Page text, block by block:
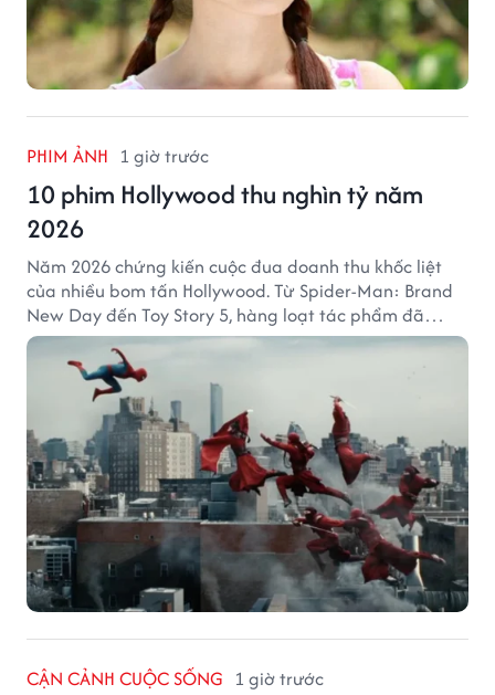
PHIM ẢNH 1 giờ trước
10 phim Hollywood thu nghìn tỷ năm
2026
Năm 2026 chứng kiến cuộc đua doanh thu khốc liệt
của nhiều bom tấn Hollywood. Từ Spider-Man: Brand
New Day đến Toy Story 5, hàng loạt tác phẩm đã
mang về hàng chục nghìn tỷ đồng và tạo nên những
cột mốc đáng nhớ tại phòng vé toàn cầu.
CẬN CẢNH CUỘC SỐNG 1 giờ trước